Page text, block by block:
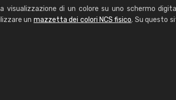
visualizzazione di un colore su uno schermo
un mazzetta dei colori NCS fisico. Su questo